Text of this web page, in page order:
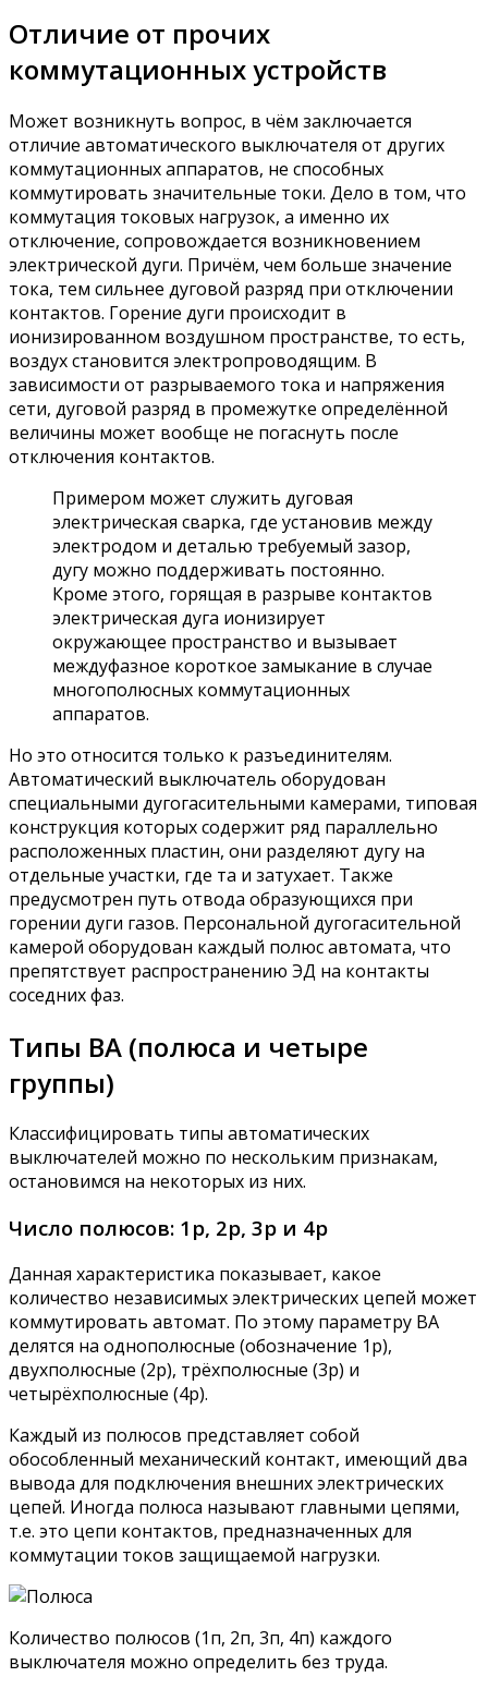
Отличие от прочих
коммутационных устройств
Может возникнуть вопрос, в чём заключается
отличие автоматического выключателя от других
коммутационных аппаратов, не способных
коммутировать значительные токи. Дело в том, что
коммутация токовых нагрузок, а именно их
отключение, сопровождается возникновением
электрической дуги. Причём, чем больше значение
тока, тем сильнее дуговой разряд при отключении
контактов. Горение дуги происходит в
ионизированном воздушном пространстве, то есть,
воздух становится электропроводящим. В
зависимости от разрываемого тока и напряжения
сети, дуговой разряд в промежутке определённой
величины может вообще не погаснуть после
отключения контактов.
Примером может служить дуговая
электрическая сварка, где установив между
электродом и деталью требуемый зазор,
дугу можно поддерживать постоянно.
Кроме этого, горящая в разрыве контактов
электрическая дуга ионизирует
окружающее пространство и вызывает
междуфазное короткое замыкание в случае
многополюсных коммутационных
аппаратов.
Но это относится только к разъединителям.
Автоматический выключатель оборудован
специальными дугогасительными камерами, типовая
конструкция которых содержит ряд параллельно
расположенных пластин, они разделяют дугу на
отдельные участки, где та и затухает. Также
предусмотрен путь отвода образующихся при
горении дуги газов. Персональной дугогасительной
камерой оборудован каждый полюс автомата, что
препятствует распространению ЭД на контакты
соседних фаз.
Типы ВА (полюса и четыре
группы)
Классифицировать типы автоматических
выключателей можно по нескольким признакам,
остановимся на некоторых из них.
Число полюсов: 1p, 2p, 3p и 4p
Данная характеристика показывает, какое
количество независимых электрических цепей может
коммутировать автомат. По этому параметру ВА
делятся на однополюсные (обозначение 1p),
двухполюсные (2p), трёхполюсные (3p) и
четырёхполюсные (4p).
Каждый из полюсов представляет собой
обособленный механический контакт, имеющий два
вывода для подключения внешних электрических
цепей. Иногда полюса называют главными цепями,
т.е. это цепи контактов, предназначенных для
коммутации токов защищаемой нагрузки.
Количество полюсов (1п, 2п, 3п, 4п) каждого
выключателя можно определить без труда.